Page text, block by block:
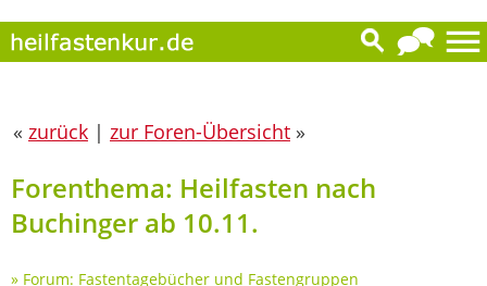
« zurück | zur Foren-Übersicht »
Forenthema: Heilfasten nach
Buchinger ab 10.11.
» Forum: Fastentagebücher und Fastengruppen